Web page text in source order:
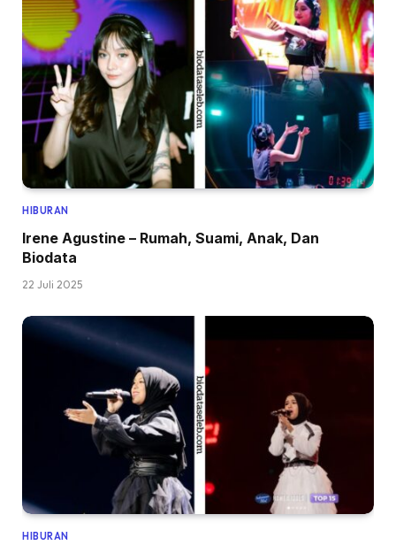
HIBURAN
Irene Agustine – Rumah, Suami, Anak, Dan
Biodata
22 Juli 2025
HIBURAN